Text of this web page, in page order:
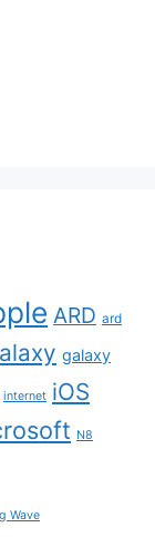
ARD ard
galaxy
internet iOS
N8
Wave